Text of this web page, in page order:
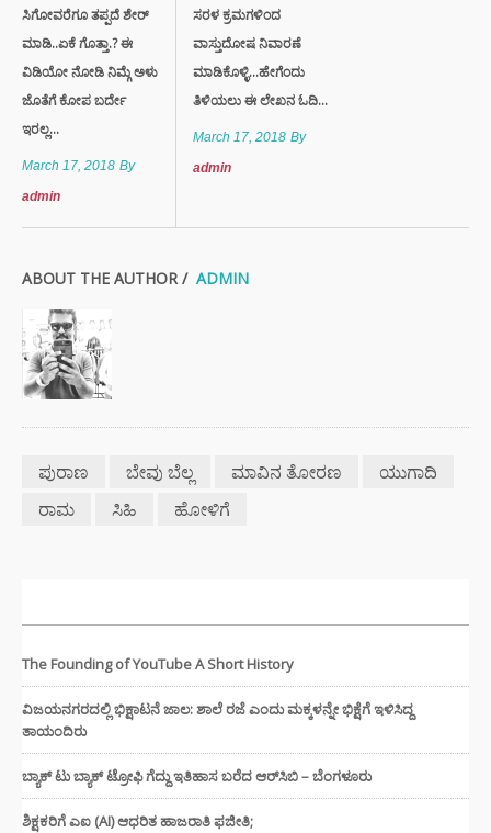
ಸಿಗೋವರೆಗೂ ತಪ್ಪದೆ ಶೇರ್
ಮಾಡಿ..ಏಕೆ ಗೊತ್ತಾ.? ಈ
ವಿಡಿಯೋ ನೋಡಿ ನಿಮ್ಗೆ ಅಳು
ಜೊತೆಗೆ ಕೋಪ ಬರ್ದೇ
ಇರಲ್ಲ...
March 17, 2018 By
admin
ಸರಳ ಕ್ರಮಗಳಿಂದ
ವಾಸ್ತುದೋಷ ನಿವಾರಣೆ
ಮಾಡಿಕೊಳ್ಳಿ...ಹೇಗೆಂದು
ತಿಳಿಯಲು ಈ ಲೇಖನ ಓದಿ...
March 17, 2018 By
admin
ABOUT THE AUTHOR / ADMIN
ಪುರಾಣ ಬೇವು ಬೆಲ್ಲ ಮಾವಿನ ತೋರಣ
ಯುಗಾದಿ
ರಾಮ
ಸಿಹಿ ಹೋಳಿಗೆ
The Founding of YouTube A Short History
ವಿಜಯನಗರದಲ್ಲಿ ಭಿಕ್ಷಾಟನೆ ಜಾಲ: ಶಾಲೆ ರಜೆ ಎಂದು ಮಕ್ಕಳನ್ನೇ ಭಿಕ್ಷೆಗೆ ಇಳಿಸಿದ್ದ
ತಾಯಂದಿರು
ಬ್ಯಾಕ್ ಟು ಬ್ಯಾಕ್ ಟ್ರೋಫಿ ಗೆದ್ದು ಇತಿಹಾಸ ಬರೆದ ಆರ್‌ಸಿಬಿ – ಬೆಂಗಳೂರು
ಶಿಕ್ಷಕರಿಗೆ ಎಐ (AI) ಆಧರಿತ ಹಾಜರಾತಿ ಫಜೀತಿ;